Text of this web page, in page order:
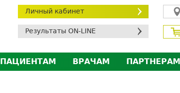
Личный кабинет
Результаты ON-LINE
ПАЦИЕНТАМ
ВРАЧАМ
ПАРТНЕРАМ